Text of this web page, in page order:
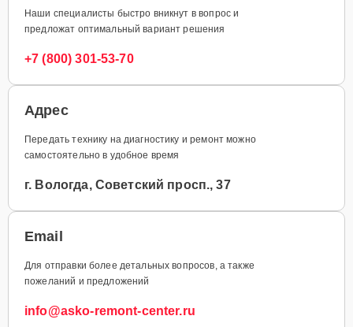
Наши специалисты быстро вникнут в вопрос и
предложат оптимальный вариант решения
+7 (800) 301-53-70
Адрес
Передать технику на диагностику и ремонт можно
самостоятельно в удобное время
г. Вологда, Советский просп., 37
Email
Для отправки более детальных вопросов, а также
пожеланий и предложений
info@asko-remont-center.ru